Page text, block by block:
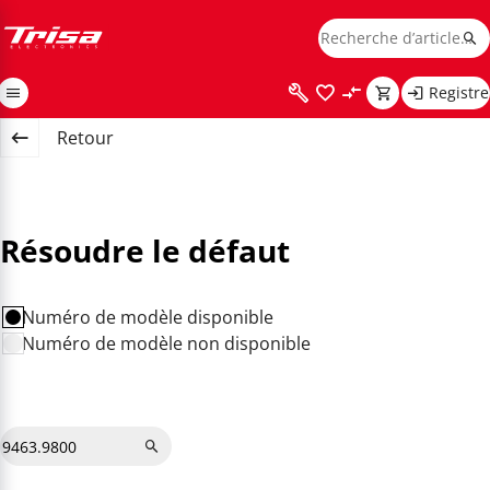
Registre
Retour
Résoudre le défaut
Numéro de modèle disponible
Numéro de modèle non disponible